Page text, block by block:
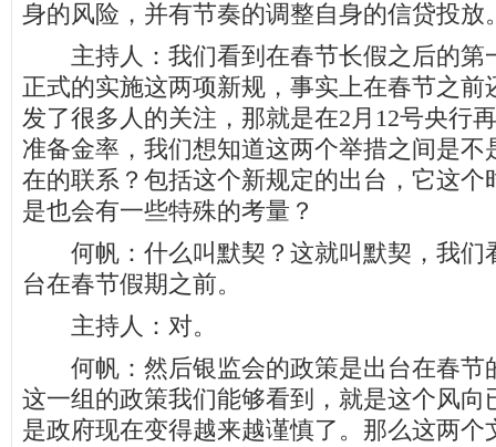
身的风险，并有节奏的调整自身的信贷投放
主持人：我们看到在春节长假之后的第
正式的实施这两项新规，事实上在春节之前
发了很多人的关注，那就是在2月12号央行
准备金率，我们想知道这两个举措之间是不
在的联系？包括这个新规定的出台，它这个
是也会有一些特殊的考量？
何帆：什么叫默契？这就叫默契，我们
台在春节假期之前。
主持人：对。
何帆：然后银监会的政策是出台在春节
这一组的政策我们能够看到，就是这个风向
是政府现在变得越来越谨慎了。那么这两个